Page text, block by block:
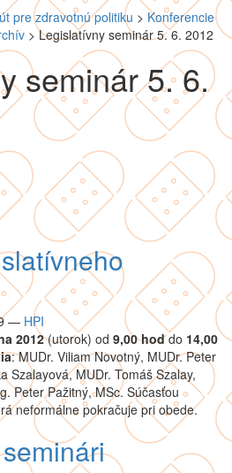
pre zdravotnú politiku > Konferencie
>Legislatívny seminár 5. 6. 2012
seminár 5. 6.
— HPI
2012(utorok) od 9,00 hoddo 14,00
: MUDr. Viliam Novotný, MUDr. Peter
Szalayová, MUDr. Tomáš Szalay,
Peter Pažitný, MSc. Súčasťou
neformálne pokračuje pri obede.